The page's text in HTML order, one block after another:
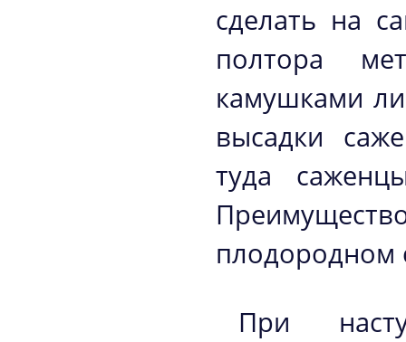
сделать на
полтора
камушками
высадки
туда
плодородном
При